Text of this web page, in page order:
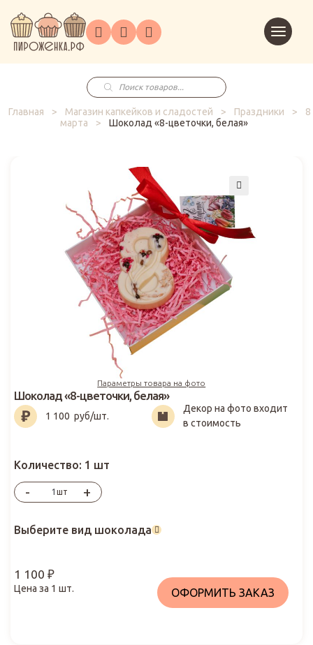
ГлавнаяКаталог
на
заказ
Праздники
Корпоративным
клиентам
в
корзину
Поиск
товаров
Главная
> Магазин капкейков и сладостей > Праздники >
8
марта
> Шоколад «8-цветочки, белая»
Параметры товара на фото
1 100₽
Шоколад «8-цветочки, белая»
1 100 руб/шт.
Декор на фото входит
в стоимость
Количество: 1 шт
- шт +
Выберите вид шоколада
1 100 ₽
Цена за 1 шт. ОФОРМИТЬ ЗАКАЗ